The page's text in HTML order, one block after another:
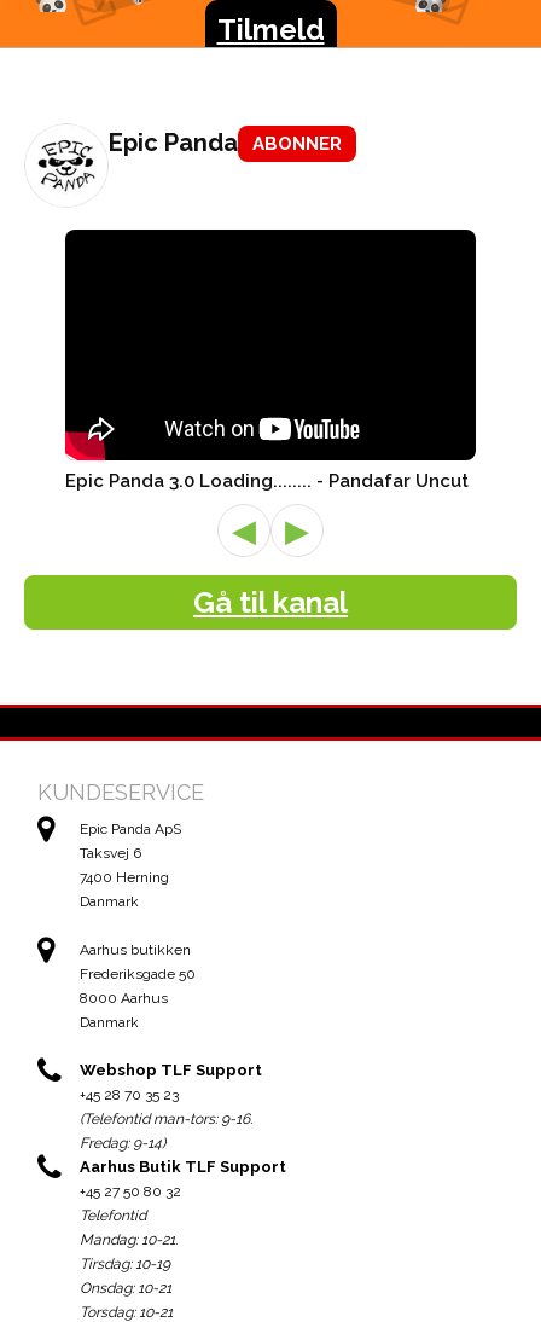
konkurrencer, nye produkter og meget meget mere.
Tilmeld
Epic Panda ABONNER
Epic Panda 3.0 Loading........ - Pandafar Uncut
◀ ▶
Gå til kanal
KUNDESERVICE
Epic Panda ApS
Taksvej 6
7400 Herning
Danmark
Aarhus butikken
Frederiksgade 50
8000 Aarhus
Danmark
Webshop TLF Support
+45 28 70 35 23
(Telefontid man-tors: 9-16.
Fredag: 9-14)
Aarhus Butik TLF Support
+45 27 50 80 32
Telefontid
Mandag: 10-21.
Tirsdag: 10-19
Onsdag: 10-21
Torsdag: 10-21